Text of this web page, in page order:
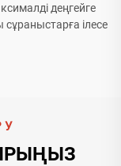
деңгейге
сұраныстарға ілесе